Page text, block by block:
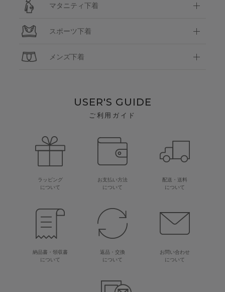
マタニティ下着
スポーツ下着
メンズ下着
USER'S GUIDE
ご利用ガイド
ラッピング
について
お支払い方法
について
配送・送料
について
納品書・領収書
について
返品・交換
について
お問い合わせ
について